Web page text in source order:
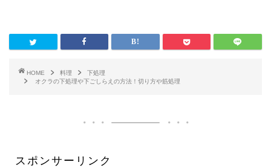
HOME 料理
下処理
オクラの下処理や下ごしらえの方法！切り方や筋処理
スポンサーリンク